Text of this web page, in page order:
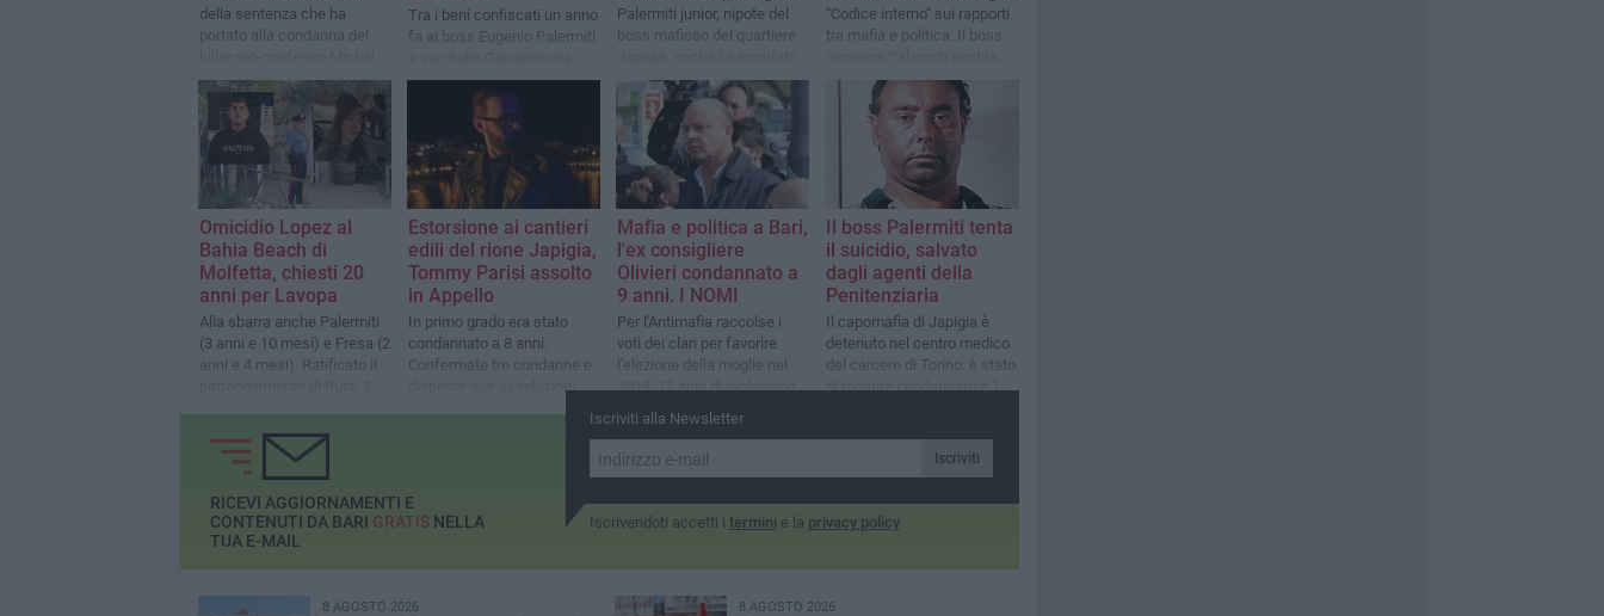
della sentenza che ha
portato alla condanna del
Lavopa a 18 anni
Tra i beni confiscati un anno
fa ai boss Eugenio Palermiti
villa abusiva, aziende, soldi
e un centro estetico
Palermiti junior, nipote del
boss mafioso del quartiere
"Codice interno" sui rapporti
tra mafia e politica. Il boss
altri 18 anni
Omicidio Lopez al
Bahia Beach di
Molfetta, chiesti 20
anni per Lavopa
Alla sbarra anche Palermiti
(3 anni e 10 mesi) e Fresa (2
anni e 4 mesi). Ratificato il
Estorsione ai cantieri
edili del rione Japigia,
Tommy Parisi assolto
in Appello
In primo grado era stato
condannato a 8 anni.
Confermate tre condanne e
disposte due assoluzioni
Mafia e politica a Bari,
l'ex consigliere
Olivieri condannato a
9 anni. I NOMI
Per l'Antimafia raccolse i
voti dei clan per favorire
l'elezione della moglie nel
2019. 11 anni di reclusione
ai boss Parisi e Palermiti
Il boss Palermiti tenta
il suicidio, salvato
dagli agenti della
Penitenziaria
Il capomafia di Japigia è
detenuto nel centro medico
del carcere di Torino: è stato
di recente condannato a 11
Iscriviti alla Newsletter
Iscriviti
Iscrivendoti accetti i termini e la privacy policy
RICEVI AGGIORNAMENTI E
CONTENUTI DA BARI GRATISNELLA
TUA E-MAIL
8 AGOSTO 2026 8 AGOSTO 2026